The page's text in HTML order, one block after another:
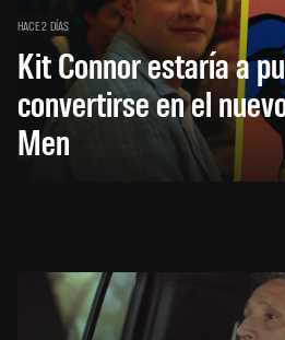
HACE 2 DÍAS
Kit Connor estaría a
convertirse en el
Men